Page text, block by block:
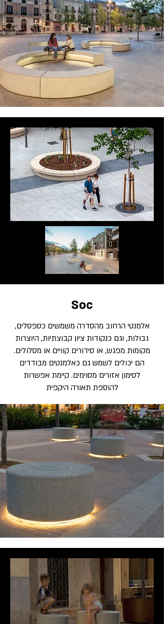
Soc
אלמנטי הרחוב מהסדרה משמשים כספסלים,
גבולות, וגם כנקודות ציון קבוצתיות, היוצרות
מקומות מפגש, או סידורים קוויים או מסלולים.
הם יכולים לשמש גם כאלמנטים מבודדים
לסימון אזורים מסוימים. קיימת אפשרות
להוספת תאורה היקפית